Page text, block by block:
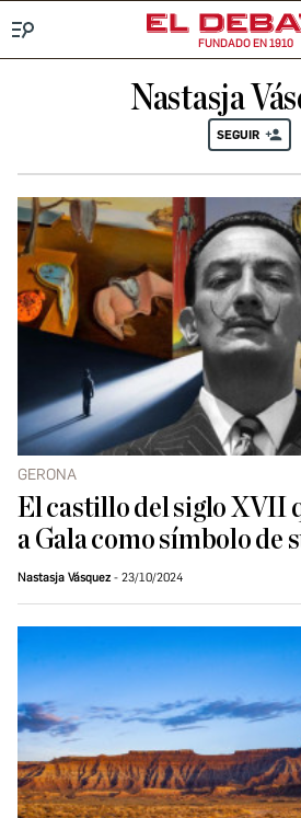
FUNDADO EN 1910
Nastasja
SEGUIR
GERONA
El castillo del siglo XVII
a Gala como símbolo de
Nastasja Vásquez 23/10/2024